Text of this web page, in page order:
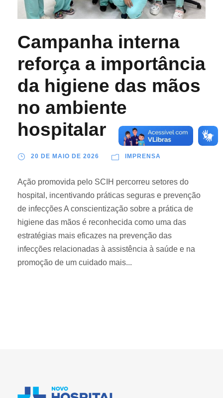
Campanha interna
reforça a importância
da higiene das mãos
no ambiente
hospitalar
20 DE MAIO DE 2026 IMPRENSA
Ação promovida pelo SCIH percorreu setores do
hospital, incentivando práticas seguras e prevenção
de infecções A conscientização sobre a prática de
higiene das mãos é reconhecida como uma das
estratégias mais eficazes na prevenção das
infecções relacionadas à assistência à saúde e na
promoção de um cuidado mais...